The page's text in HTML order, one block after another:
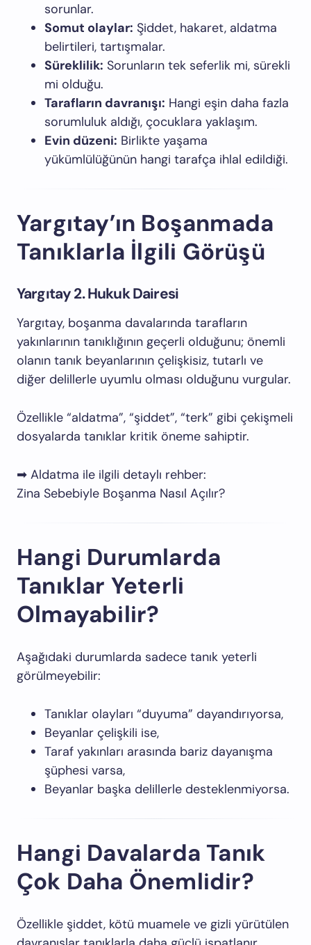
sorunlar.
Somut olaylar: Şiddet, hakaret, aldatma
belirtileri, tartışmalar.
Süreklilik: Sorunların tek seferlik mi, sürekli
mi olduğu.
Tarafların davranışı: Hangi eşin daha fazla
sorumluluk aldığı, çocuklara yaklaşım.
Evin düzeni: Birlikte yaşama
yükümlülüğünün hangi tarafça ihlal edildiği.
Yargıtay’ın Boşanmada
Tanıklarla İlgili Görüşü
Yargıtay 2. Hukuk Dairesi
Yargıtay, boşanma davalarında tarafların
yakınlarının tanıklığının geçerli olduğunu; önemli
olanın tanık beyanlarının çelişkisiz, tutarlı ve
diğer delillerle uyumlu olması olduğunu vurgular.
Özellikle “aldatma”, “şiddet”, “terk” gibi çekişmeli
dosyalarda tanıklar kritik öneme sahiptir.
➡ Aldatma ile ilgili detaylı rehber:
Zina Sebebiyle Boşanma Nasıl Açılır?
Hangi Durumlarda
Tanıklar Yeterli
Olmayabilir?
Aşağıdaki durumlarda sadece tanık yeterli
görülmeyebilir:
Tanıklar olayları “duyuma” dayandırıyorsa,
Beyanlar çelişkili ise,
Taraf yakınları arasında bariz dayanışma
şüphesi varsa,
Beyanlar başka delillerle desteklenmiyorsa.
Hangi Davalarda Tanık
Çok Daha Önemlidir?
Özellikle şiddet, kötü muamele ve gizli yürütülen